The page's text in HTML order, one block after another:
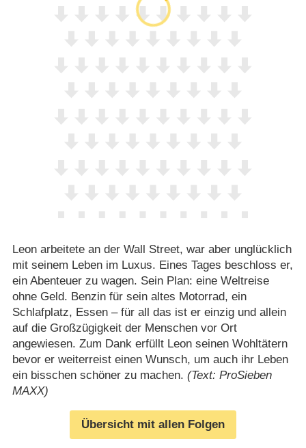
Leon arbeitete an der Wall Street, war aber unglücklich
mit seinem Leben im Luxus. Eines Tages beschloss er,
ein Abenteuer zu wagen. Sein Plan: eine Weltreise
ohne Geld. Benzin für sein altes Motorrad, ein
Schlafplatz, Essen – für all das ist er einzig und allein
auf die Großzügigkeit der Menschen vor Ort
angewiesen. Zum Dank erfüllt Leon seinen Wohltätern
bevor er weiterreist einen Wunsch, um auch ihr Leben
ein bisschen schöner zu machen. (Text: ProSieben
MAXX)
Übersicht mit allen Folgen